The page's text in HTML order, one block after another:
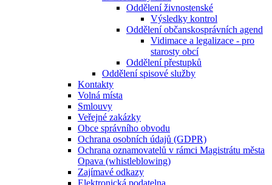
Oddělení živnostenské
Výsledky kontrol
Oddělení občanskosprávních agend
Vidimace a legalizace - pro
starosty obcí
Oddělení přestupků
Oddělení spisové služby
Kontakty
Volná místa
Smlouvy
Veřejné zakázky
Obce správního obvodu
Ochrana osobních údajů (GDPR)
Ochrana oznamovatelů v rámci Magistrátu města
Opava (whistleblowing)
Zajímavé odkazy